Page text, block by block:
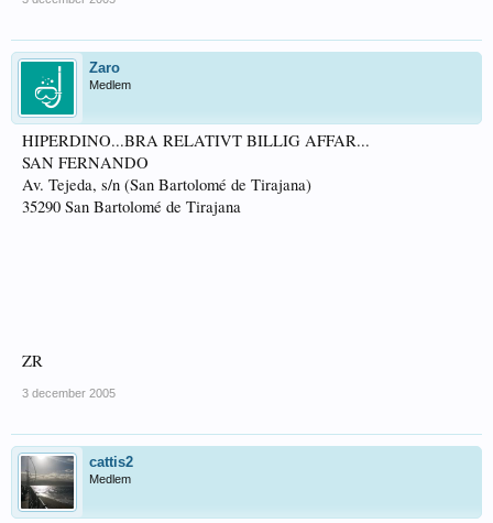
Zaro
Medlem
HIPERDINO...BRA RELATIVT BILLIG AFFAR...
SAN FERNANDO
Av. Tejeda, s/n (San Bartolomé de Tirajana)
35290 San Bartolomé de Tirajana
ZR
3 december 2005
cattis2
Medlem